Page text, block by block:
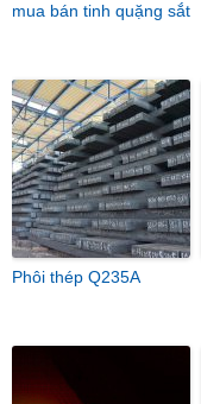
mua bán tinh quặng sắt
Phôi thép Q235A